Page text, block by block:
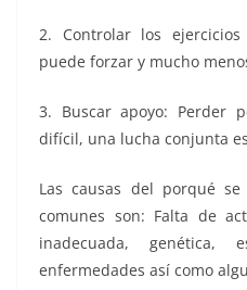
2. Controlar los
puede forzar y mucho
3. Buscar apoyo: Perder
difícil, una lucha conjunta
Las causas del porqué
comunes son: Falta de
inadecuada, genética,
enfermedades así como